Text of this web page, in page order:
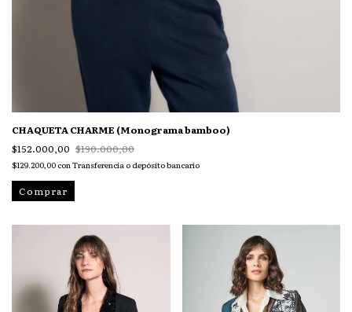
CHAQUETA CHARME (Monograma bamboo)
$152.000,00 $190.000,00
$129.200,00 con Transferencia o depósito bancario
Comprar